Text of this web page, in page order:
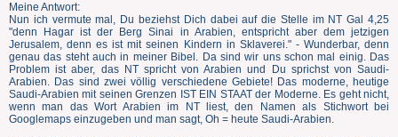
Meine Antwort:
Nun ich vermute mal, Du beziehst Dich dabei auf die Stelle im NT Gal 4,25
"denn Hagar ist der Berg Sinai in Arabien, entspricht aber dem jetzigen
Jerusalem, denn es ist mit seinen Kindern in Sklaverei." - Wunderbar, denn
genau das steht auch in meiner Bibel. Da sind wir uns schon mal einig. Das
Problem ist aber, das NT spricht von Arabien und Du sprichst von Saudi-
Arabien. Das sind zwei völlig verschiedene Gebiete! Das moderne, heutige
Saudi-Arabien mit seinen Grenzen IST EIN STAAT der Moderne. Es geht nicht,
wenn man das Wort Arabien im NT liest, den Namen als Stichwort bei
Googlemaps einzugeben und man sagt, Oh = heute Saudi-Arabien.